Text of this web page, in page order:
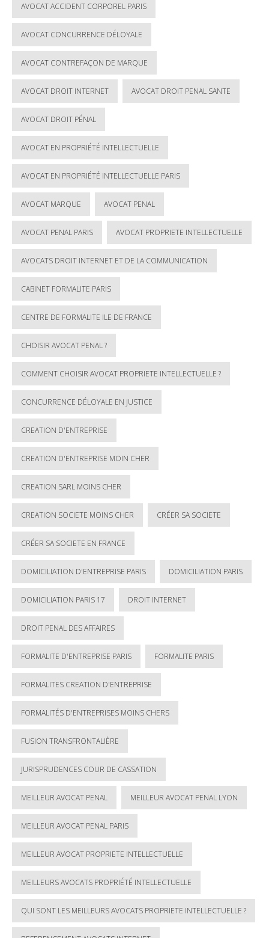
AVOCAT ACCIDENT CORPOREL PARIS
AVOCAT CONCURRENCE DÉLOYALE
AVOCAT CONTREFAÇON DE MARQUE
AVOCAT DROIT INTERNET AVOCAT DROIT PENAL SANTE
AVOCAT DROIT PÉNAL
AVOCAT EN PROPRIÉTÉ INTELLECTUELLE
AVOCAT EN PROPRIÉTÉ INTELLECTUELLE PARIS
AVOCAT MARQUE AVOCAT PENAL
AVOCAT PENAL PARIS AVOCAT PROPRIETE INTELLECTUELLE
AVOCATS DROIT INTERNET ET DE LA COMMUNICATION
CABINET FORMALITE PARIS
CENTRE DE FORMALITE ILE DE FRANCE
CHOISIR AVOCAT PENAL ?
COMMENT CHOISIR AVOCAT PROPRIETE INTELLECTUELLE ?
CONCURRENCE DÉLOYALE EN JUSTICE
CREATION D'ENTREPRISE
CREATION D'ENTREPRISE MOIN CHER
CREATION SARL MOINS CHER
CREATION SOCIETE MOINS CHER CRÉER SA SOCIETE
CRÉER SA SOCIETE EN FRANCE
DOMICILIATION D'ENTREPRISE PARIS DOMICILIATION PARIS
DOMICILIATION PARIS 17 DROIT INTERNET
DROIT PENAL DES AFFAIRES
FORMALITE D'ENTREPRISE PARIS FORMALITE PARIS
FORMALITES CREATION D'ENTREPRISE
FORMALITÉS D'ENTREPRISES MOINS CHERS
FUSION TRANSFRONTALIÈRE
JURISPRUDENCES COUR DE CASSATION
MEILLEUR AVOCAT PENAL MEILLEUR AVOCAT PENAL LYON
MEILLEUR AVOCAT PENAL PARIS
MEILLEUR AVOCAT PROPRIETE INTELLECTUELLE
MEILLEURS AVOCATS PROPRIÉTÉ INTELLECTUELLE
QUI SONT LES MEILLEURS AVOCATS PROPRIETE INTELLECTUELLE ?